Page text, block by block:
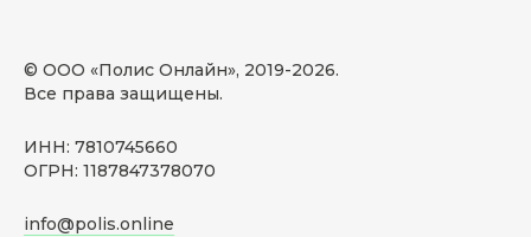
© ООО «Полис Онлайн», 2019-2026.
Все права защищены.
ИНН: 7810745660
ОГРН: 1187847378070
info@polis.online